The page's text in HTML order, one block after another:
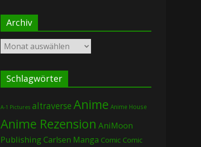
Archiv
Archiv
Schlagwörter
A-1 Pictures altraverse Anime Anime House
Anime Rezension AniMoon
PublishingCarlsen Manga Comic Comic